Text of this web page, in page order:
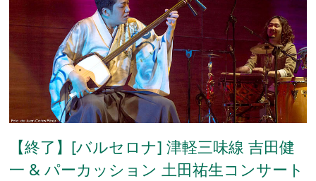
【終了】[バルセロナ] 津軽三味線 吉田健
一 & パーカッション 土田祐生コンサート